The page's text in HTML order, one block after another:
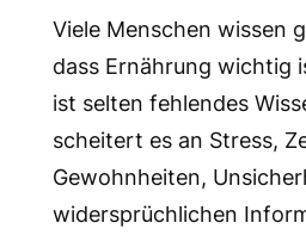
Viele Menschen wissen
dass Ernährung wichtig
ist selten fehlendes
scheitert es an Stress,
Gewohnheiten,
widersprüchlichen